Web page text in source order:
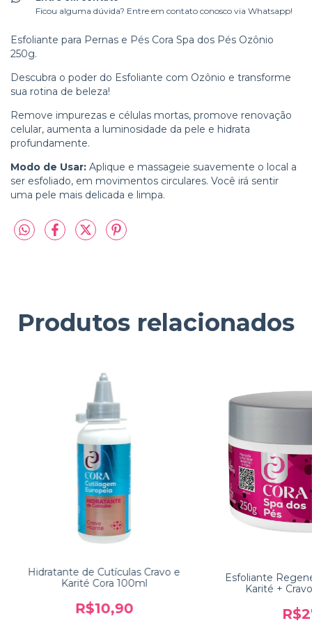
Ficou alguma dúvida? Entre em contato conosco via Whatsapp!
Esfoliante para Pernas e Pés Cora Spa dos Pés Ozônio
250g.
Descubra o poder do Esfoliante com Ozônio e transforme
sua rotina de beleza!
Remove impurezas e células mortas, promove renovação
celular, aumenta a luminosidade da pele e hidrata
profundamente.
Modo de Usar: Aplique e massageie suavemente o local a
ser esfoliado, em movimentos circulares. Você irá sentir
uma pele mais delicada e limpa.
Produtos relacionados
Hidratante de Cutículas Cravo e
Karité Cora 100ml
R$10,90
Esfoliante
Karité +